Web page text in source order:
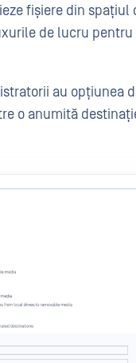
fișiere din
de lucru
au opțiunea
o anumită